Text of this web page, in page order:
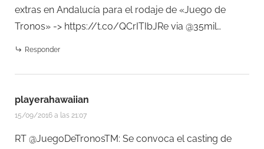
extras en Andalucía para el rodaje de «Juego de
Tronos» -> https://t.co/QCrITIbJRe via @35mil…
Responder
playerahawaiian
15/09/2016 a las 21:07
RT @JuegoDeTronosTM: Se convoca el casting de